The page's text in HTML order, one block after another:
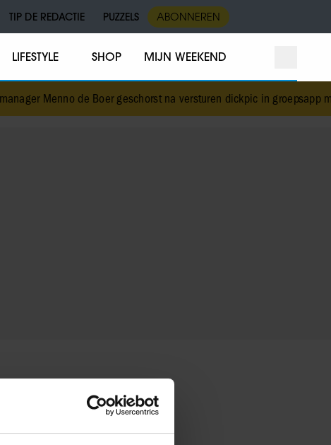
TIP DE REDACTIE PUZZELS ABONNEREN
LIFESTYLE SHOP MIJN WEEKEND
Menno de Boer geschorst na versturen dickpic in groepsapp met